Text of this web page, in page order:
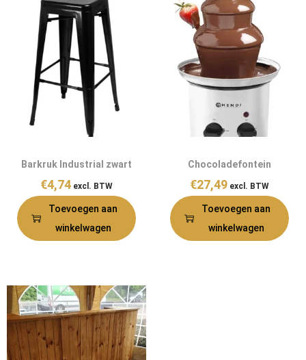
Barkruk Industrial zwart
€4,74 excl. BTW
Toevoegen aan
winkelwagen
Chocoladefontein
€27,49 excl. BTW
Toevoegen aan
winkelwagen